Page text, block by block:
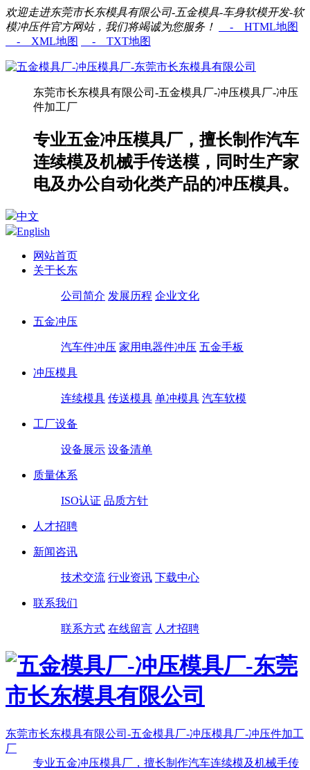
欢迎走进东莞市长东模具有限公司-五金模具-车身软模开发-软
模冲压件官方网站，我们将竭诚为您服务！
- HTML地图
- XML地图
- TXT地图
东莞市长东模具有限公司-五金模具厂-冲压模具厂-冲压
件加工厂
专业五金冲压模具厂，擅长制作汽车
连续模及机械手传送模，同时生产家
电及办公自动化类产品的冲压模具。
中文
English
网站首页
关于长东
公司简介 发展历程 企业文化
五金冲压
汽车件冲压 家用电器件冲压 五金手板
冲压模具
连续模具 传送模具 单冲模具 汽车软模
工厂设备
设备展示 设备清单
质量体系
ISO认证 品质方针
人才招聘
新闻咨讯
技术交流 行业资讯 下载中心
联系我们
联系方式 在线留言 人才招聘
东莞市长东模具有限公司-五金模具厂-冲压模具厂-冲压件加工
厂
专业五金冲压模具厂，擅长制作汽车连续模及机械手传